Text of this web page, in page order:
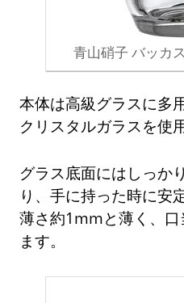
青山硝子 バッカ
本体は高級グラスに多
クリスタルガラスを使
グラス底面にはしっか
り、手に持った時に安
薄さ約1mmと薄く、口
ます。